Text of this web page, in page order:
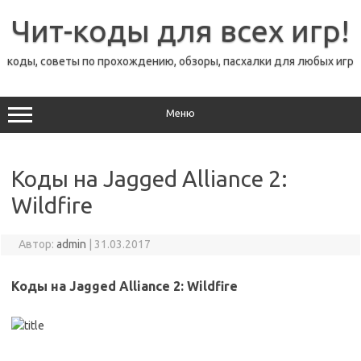
содержимому
Чит-коды для всех игр!
коды, советы по прохождению, обзоры, пасхалки для любых игр
Меню
Коды на Jagged Alliance 2:
Wildfire
Автор: admin 31.03.2017
Коды на Jagged Alliance 2: Wildfire